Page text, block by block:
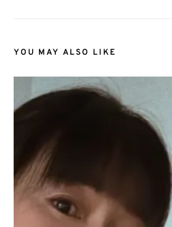
YOU MAY ALSO LIKE